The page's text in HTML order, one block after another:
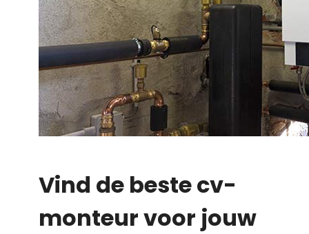
Vind de beste cv-
monteur voor jouw